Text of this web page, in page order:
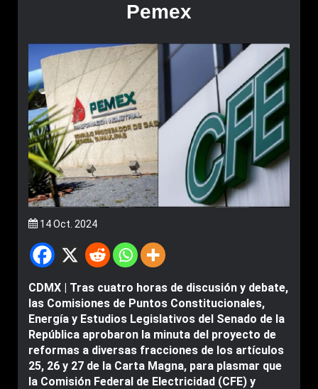
Pemex
14 Oct. 2024
CDMX | Tras cuatro horas de discusión y debate,
las Comisiones de Puntos Constitucionales,
Energía y Estudios Legislativos del Senado de la
República aprobaron la minuta del proyecto de
reformas a diversas fracciones de los artículos
25, 26 y 27 de la Carta Magna, para plasmar que
la Comisión Federal de Electricidad (CFE) y